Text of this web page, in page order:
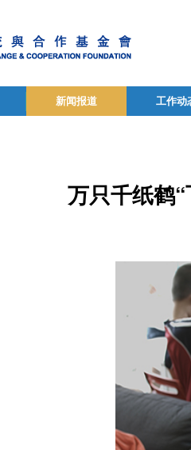
新闻报道 工作动
万只千纸鹤